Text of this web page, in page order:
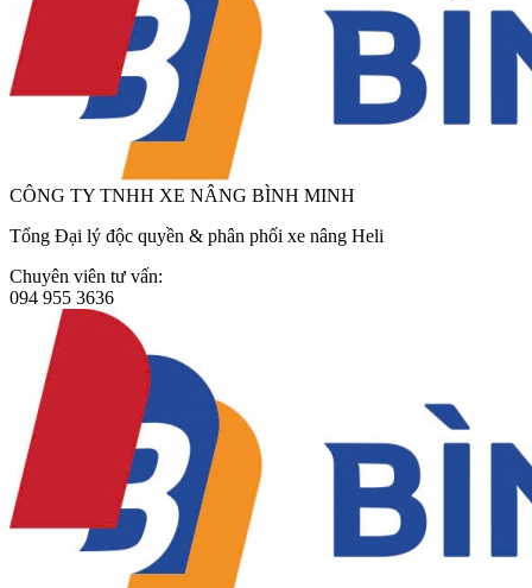
CÔNG TY TNHH XE NÂNG BÌNH MINH
Tổng Đại lý độc quyền & phân phối xe nâng Heli
Chuyên viên tư vấn:
094 955 3636